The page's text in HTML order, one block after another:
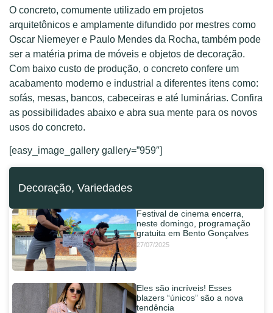
O concreto, comumente utilizado em projetos
arquitetônicos e amplamente difundido por mestres como
Oscar Niemeyer e Paulo Mendes da Rocha, também pode
ser a matéria prima de móveis e objetos de decoração.
Com baixo custo de produção, o concreto confere um
acabamento moderno e industrial a diferentes itens como:
sofás, mesas, bancos, cabeceiras e até luminárias. Confira
as possibilidades abaixo e abra sua mente para os novos
usos do concreto.
[easy_image_gallery gallery=”959″]
Decoração, Variedades
Festival de cinema encerra,
neste domingo, programação
gratuita em Bento Gonçalves
27/07/2025
Eles são incríveis! Esses
blazers “únicos” são a nova
tendência